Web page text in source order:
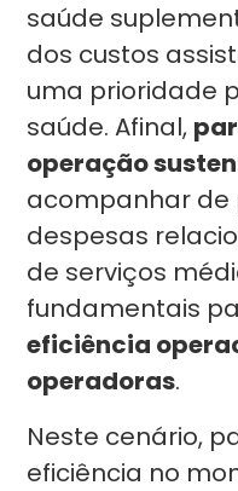
saúde
dos custos
uma prioridade
saúde. Afinal,
operação
acompanhar de
despesas
de serviços
fundamentais
eficiência
operadoras.
Neste cenário,
eficiência no